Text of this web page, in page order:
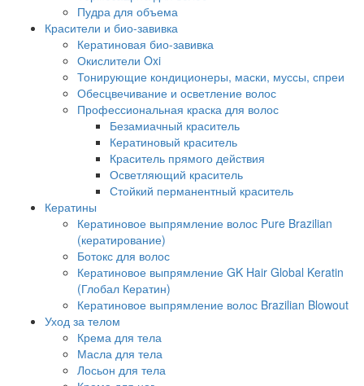
Пудра для объема
Красители и био-завивка
Кератиновая био-завивка
Окислители Oxi
Тонирующие кондиционеры, маски, муссы, спреи
Обесцвечивание и осветление волос
Профессиональная краска для волос
Безамиачный краситель
Кератиновый краситель
Краситель прямого действия
Осветляющий краситель
Стойкий перманентный краситель
Кератины
Кератиновое выпрямление волос Pure Brazilian
(кератирование)
Ботокс для волос
Кератиновое выпрямление GK Hair Global Keratin
(Глобал Кератин)
Кератиновое выпрямление волос Brazilian Blowout
Уход за телом
Крема для тела
Масла для тела
Лосьон для тела